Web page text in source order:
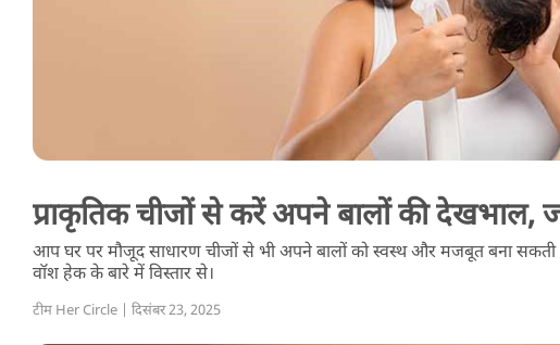
प्राकृतिक चीजों से करें अपने बालों की देखभाल,
आप घर पर मौजूद साधारण चीजों से भी अपने बालों को स्वस्थ और मजबूत बना
वॉश हेक के बारे में विस्तार से।
टीम Her Circle | दिसंबर 23, 2025